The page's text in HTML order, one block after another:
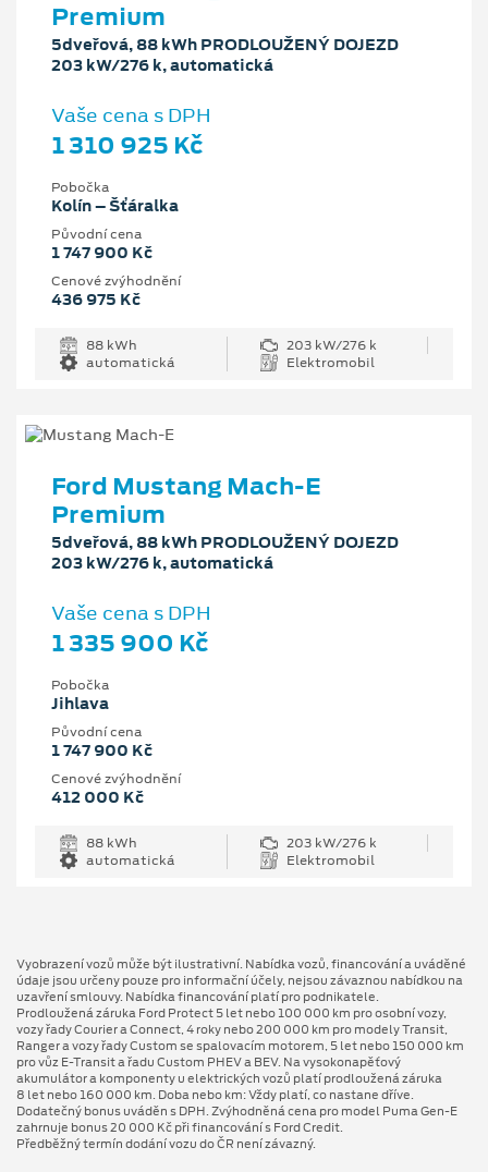
Premium
5dveřová, 88 kWh PRODLOUŽENÝ DOJEZD
203 kW/276 k, automatická
Vaše cena s DPH
1 310 925 Kč
Pobočka
Kolín – Šťáralka
Původní cena
1 747 900 Kč
Cenové zvýhodnění
436 975 Kč
88 kWh
203 kW/276 k
automatická
Elektromobil
Ford Mustang Mach‑E
Premium
5dveřová, 88 kWh PRODLOUŽENÝ DOJEZD
203 kW/276 k, automatická
Vaše cena s DPH
1 335 900 Kč
Pobočka
Jihlava
Původní cena
1 747 900 Kč
Cenové zvýhodnění
412 000 Kč
88 kWh
203 kW/276 k
automatická
Elektromobil
Vyobrazení vozů může být ilustrativní. Nabídka vozů, financování a uváděné
údaje jsou určeny pouze pro informační účely, nejsou závaznou nabídkou na
uzavření smlouvy. Nabídka financování platí pro podnikatele.
Prodloužená záruka Ford Protect 5 let nebo 100 000 km pro osobní vozy,
vozy řady Courier a Connect, 4 roky nebo 200 000 km pro modely Transit,
Ranger a vozy řady Custom se spalovacím motorem, 5 let nebo 150 000 km
pro vůz E-Transit a řadu Custom PHEV a BEV. Na vysokonapěťový
akumulátor a komponenty u elektrických vozů platí prodloužená záruka
8 let nebo 160 000 km. Doba nebo km: Vždy platí, co nastane dříve.
Dodatečný bonus uváděn s DPH. Zvýhodněná cena pro model Puma Gen⁠-⁠E
zahrnuje bonus 20 000 Kč při financování s Ford Credit.
Předběžný termín dodání vozu do ČR není závazný.